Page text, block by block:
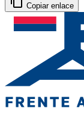
Copiar enlace